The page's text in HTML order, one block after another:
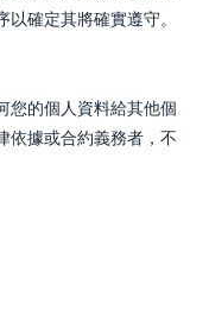
確定其將確實遵守。
您的個人資料給其他個
依據或合約義務者，不